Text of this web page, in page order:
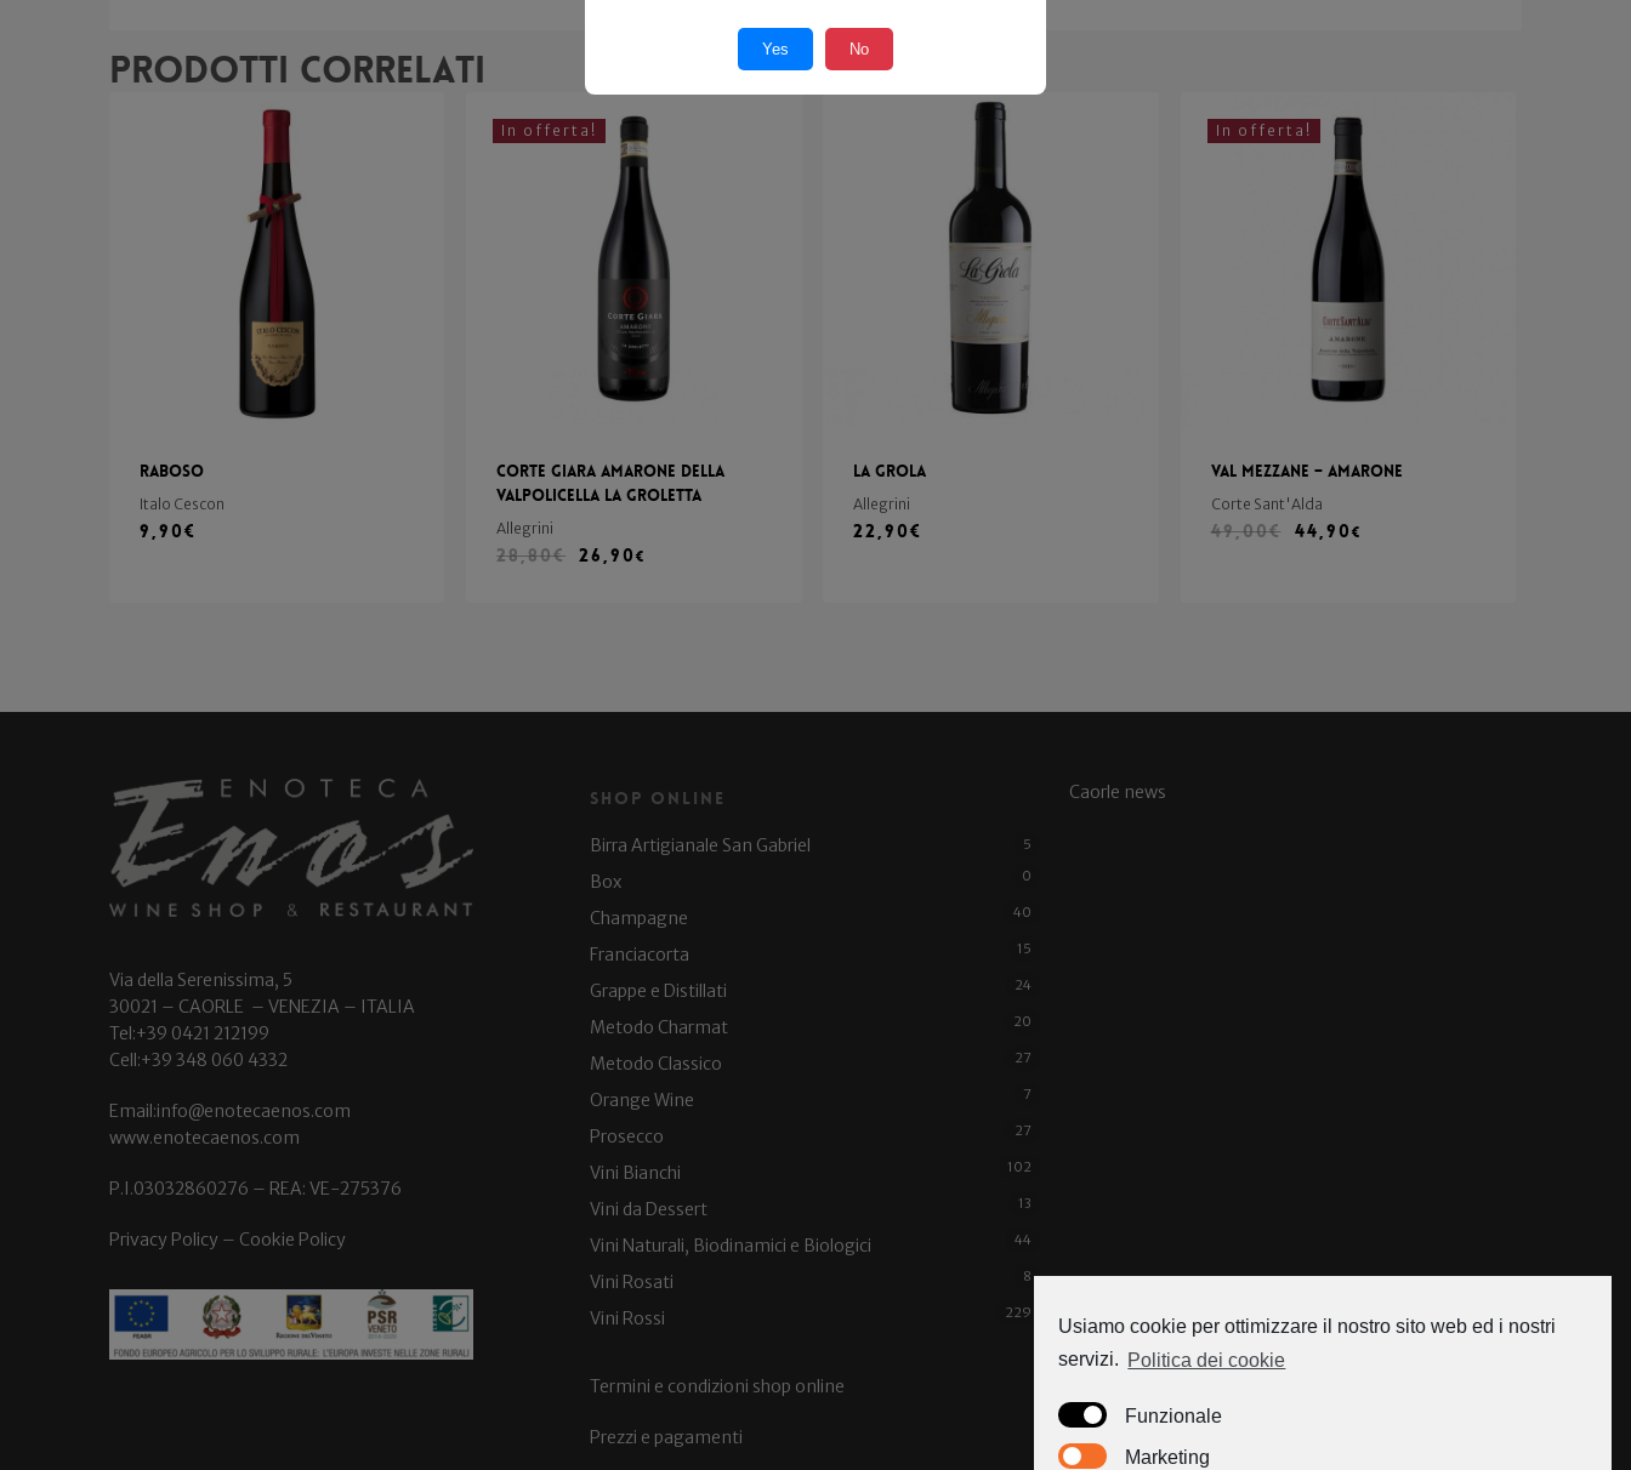
Prodotti correlati
Raboso
Italo Cescon
9,90€
In offerta!
Corte Giara Amarone della
Valpolicella La Groletta
Allegrini
28,80€ 26,90€
La Grola
Allegrini
22,90€
In offerta!
Val Mezzane – Amarone
Corte Sant'Alda
49,00€ 44,90€
Via della Serenissima, 5
30021 – CAORLE – VENEZIA – ITALIA
Tel:+39 0421 212199
Cell:+39 348 060 4332
Email:info@enotecaenos.com
www.enotecaenos.com
P.I.03032860276 – REA: VE-275376
Privacy Policy – Cookie Policy
Shop Online
Birra Artigianale San Gabriel 5
Box 0
Champagne 40
Franciacorta 15
Grappe e Distillati 24
Metodo Charmat 20
Metodo Classico 27
Orange Wine 7
Prosecco 27
Vini Bianchi 102
Vini da Dessert 13
Vini Naturali, Biodinamici e Biologici 44
Vini Rosati 8
Vini Rossi 229
Termini e condizioni shop online
Prezzi e pagamenti
Caorle news
Yes No
Usiamo cookie per ottimizzare il nostro sito web ed i nostri
servizi. Politica dei cookie
Funzionale
Marketing